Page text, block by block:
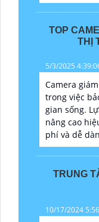
TOP
THỊ
5/3/2025
Camera
trong việc
gian sống.
nâng cao
phí và dễ
TRUNG
10/17/2024